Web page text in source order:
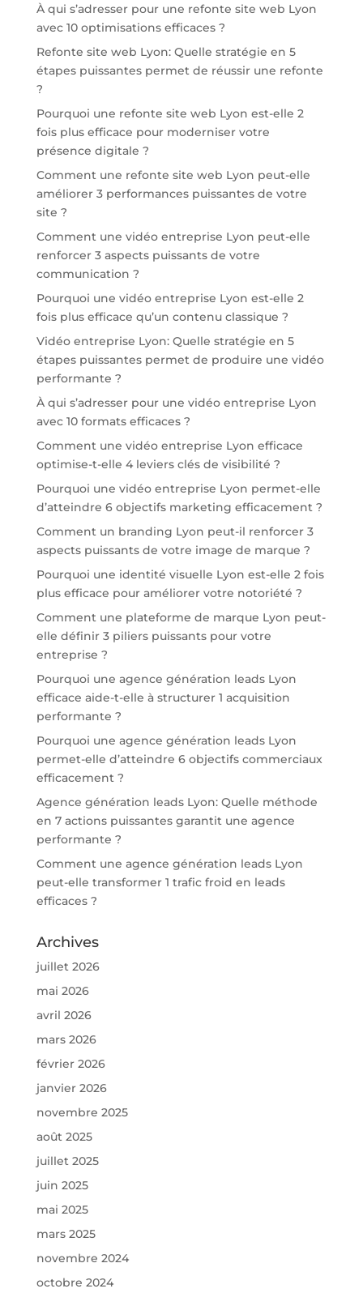
À qui s’adresser pour une refonte site web Lyon
avec 10 optimisations efficaces ?
Refonte site web Lyon: Quelle stratégie en 5
étapes puissantes permet de réussir une refonte
?
Pourquoi une refonte site web Lyon est-elle 2
fois plus efficace pour moderniser votre
présence digitale ?
Comment une refonte site web Lyon peut-elle
améliorer 3 performances puissantes de votre
site ?
Comment une vidéo entreprise Lyon peut-elle
renforcer 3 aspects puissants de votre
communication ?
Pourquoi une vidéo entreprise Lyon est-elle 2
fois plus efficace qu’un contenu classique ?
Vidéo entreprise Lyon: Quelle stratégie en 5
étapes puissantes permet de produire une vidéo
performante ?
À qui s’adresser pour une vidéo entreprise Lyon
avec 10 formats efficaces ?
Comment une vidéo entreprise Lyon efficace
optimise-t-elle 4 leviers clés de visibilité ?
Pourquoi une vidéo entreprise Lyon permet-elle
d’atteindre 6 objectifs marketing efficacement ?
Comment un branding Lyon peut-il renforcer 3
aspects puissants de votre image de marque ?
Pourquoi une identité visuelle Lyon est-elle 2 fois
plus efficace pour améliorer votre notoriété ?
Comment une plateforme de marque Lyon peut-
elle définir 3 piliers puissants pour votre
entreprise ?
Pourquoi une agence génération leads Lyon
efficace aide-t-elle à structurer 1 acquisition
performante ?
Pourquoi une agence génération leads Lyon
permet-elle d’atteindre 6 objectifs commerciaux
efficacement ?
Agence génération leads Lyon: Quelle méthode
en 7 actions puissantes garantit une agence
performante ?
Comment une agence génération leads Lyon
peut-elle transformer 1 trafic froid en leads
efficaces ?
Archives
juillet 2026
mai 2026
avril 2026
mars 2026
février 2026
janvier 2026
novembre 2025
août 2025
juillet 2025
juin 2025
mai 2025
mars 2025
novembre 2024
octobre 2024